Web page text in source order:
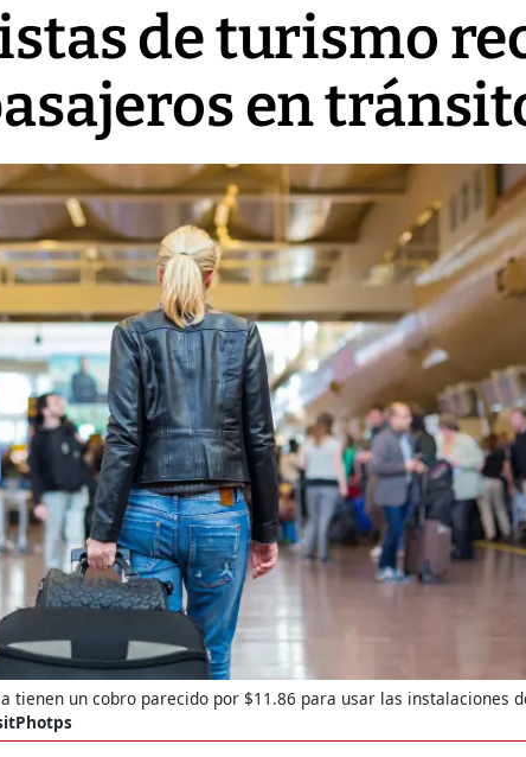
de turismo
en
tienen un cobro parecido por $11.86 para usar las instalaciones
Video: Lula lanza su
candidatura con
promesas de
en defensa,
tierras raras
referencias hacia sus
presidente de Brasil, Luiz
candidatura...